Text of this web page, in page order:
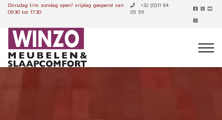
Dinsdag t/m zondag open! vrijdag geopend van
09:30 tot 17:30
+32 (0)11 64
05 59